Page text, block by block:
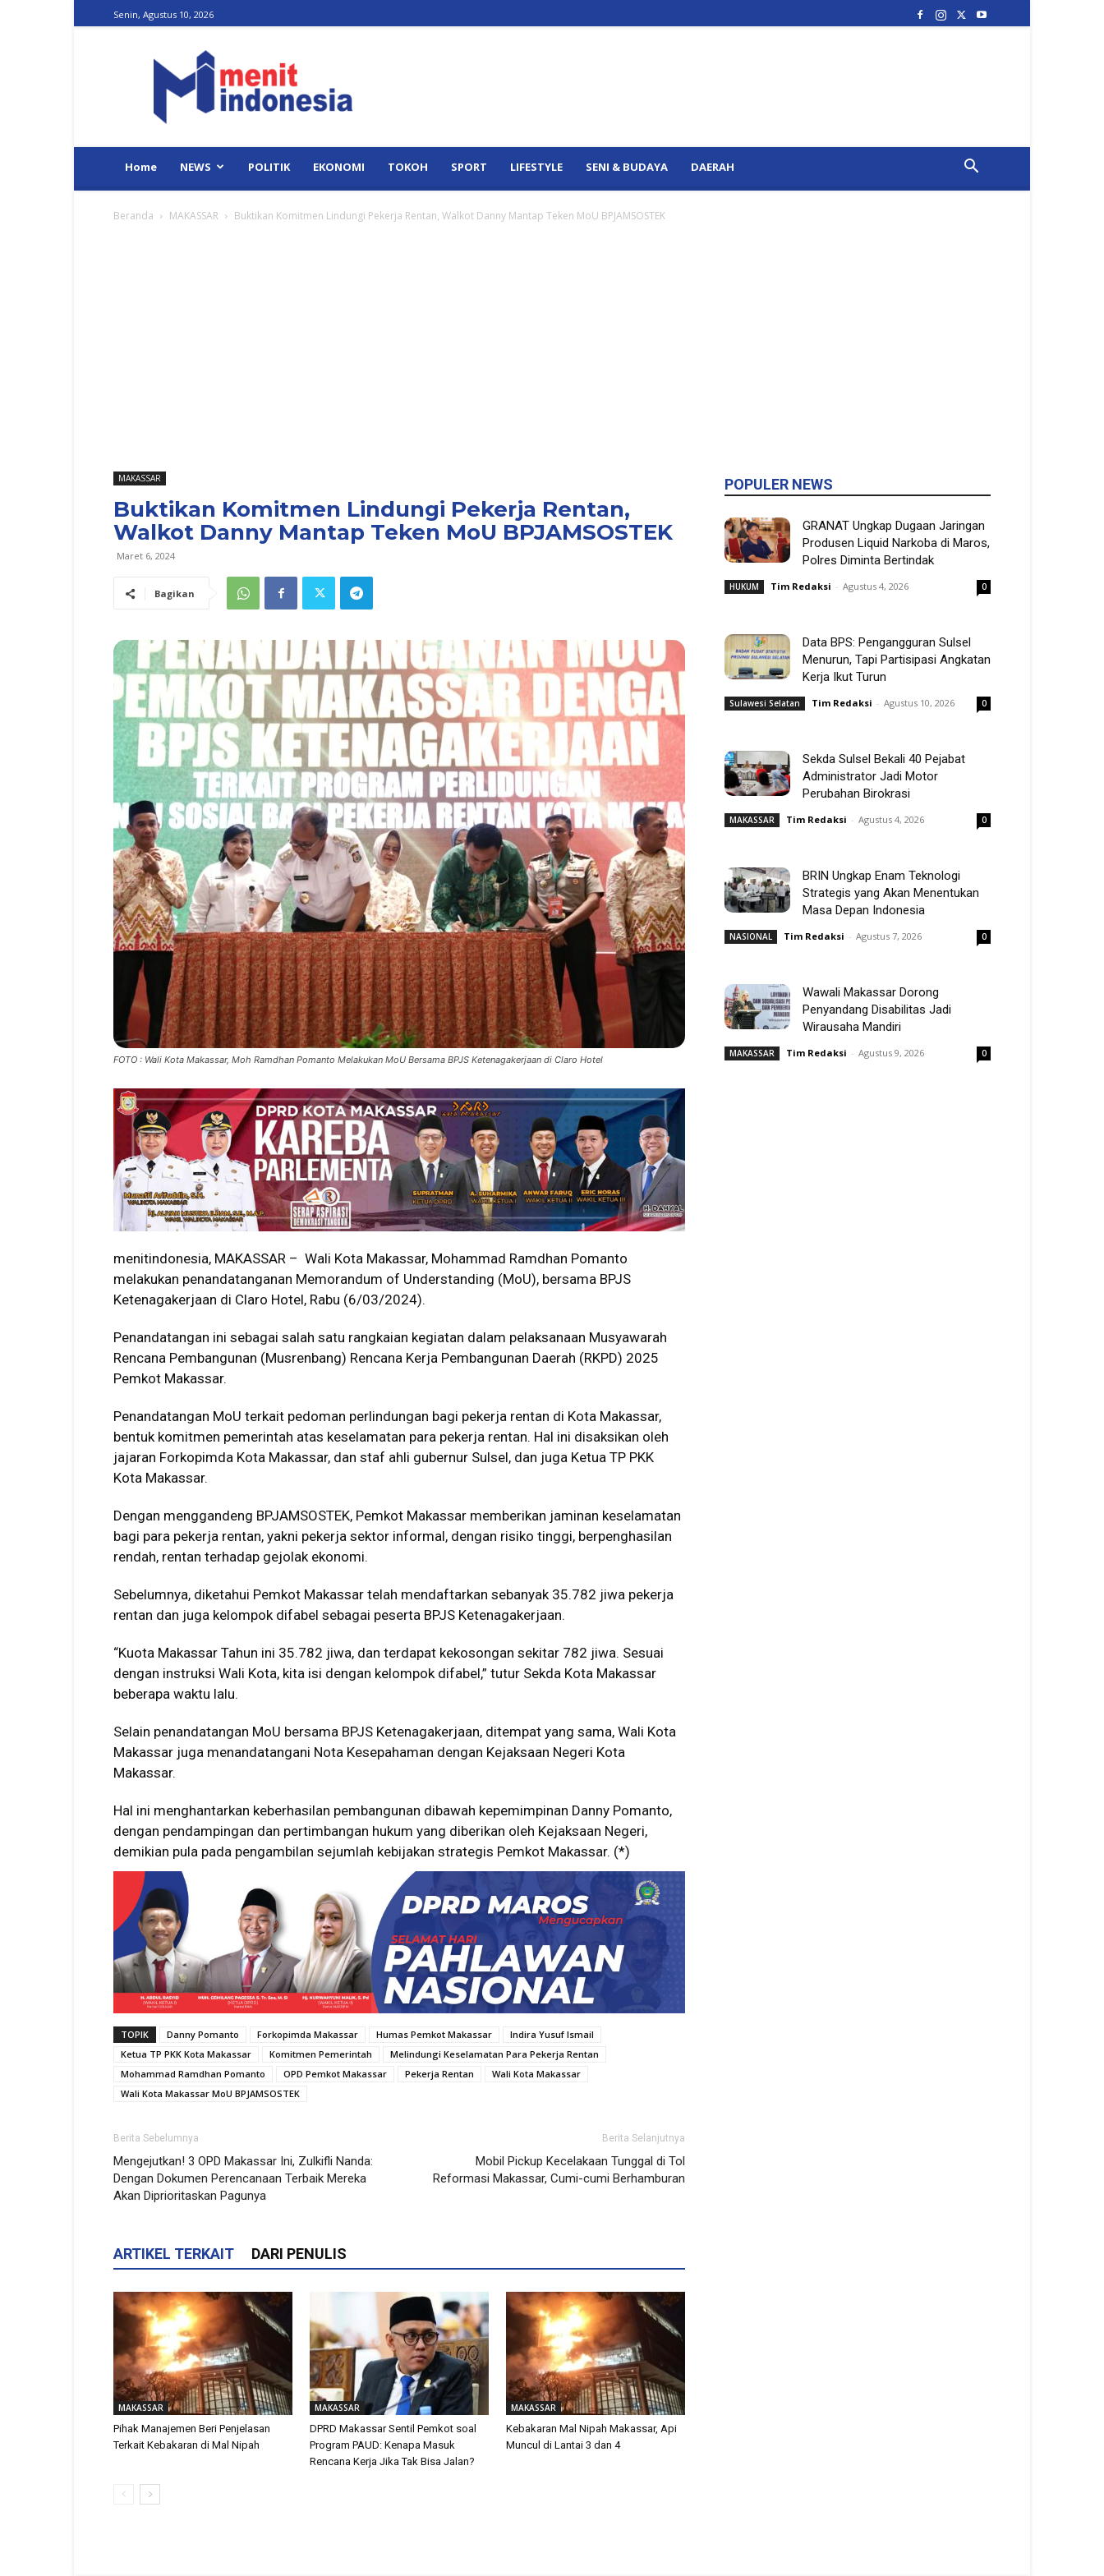
Senin, Agustus 10, 2026
Indonesia
Home NEWS POLITIK EKONOMI TOKOH SPORT LIFESTYLE SENI & BUDAYA DAERAH
Beranda MAKASSAR Buktikan Komitmen Lindungi Pekerja Rentan, Walkot Danny Mantap Teken MoU BPJAMSOSTEK
MAKASSAR
Buktikan Komitmen Lindungi Pekerja Rentan,
Walkot Danny Mantap Teken MoU BPJAMSOSTEK
Maret 6, 2024
Bagikan
FOTO : Wali Kota Makassar, Moh Ramdhan Pomanto Melakukan MoU Bersama BPJS Ketenagakerjaan di Claro Hotel
menitindonesia, MAKASSAR – Wali Kota Makassar, Mohammad Ramdhan Pomanto
melakukan penandatanganan Memorandum of Understanding (MoU), bersama BPJS
Ketenagakerjaan di Claro Hotel, Rabu (6/03/2024).
Penandatangan ini sebagai salah satu rangkaian kegiatan dalam pelaksanaan Musyawarah
Rencana Pembangunan (Musrenbang) Rencana Kerja Pembangunan Daerah (RKPD) 2025
Pemkot Makassar.
Penandatangan MoU terkait pedoman perlindungan bagi pekerja rentan di Kota Makassar,
bentuk komitmen pemerintah atas keselamatan para pekerja rentan. Hal ini disaksikan oleh
jajaran Forkopimda Kota Makassar, dan staf ahli gubernur Sulsel, dan juga Ketua TP PKK
Kota Makassar.
Dengan menggandeng BPJAMSOSTEK, Pemkot Makassar memberikan jaminan keselamatan
bagi para pekerja rentan, yakni pekerja sektor informal, dengan risiko tinggi, berpenghasilan
rendah, rentan terhadap gejolak ekonomi.
Sebelumnya, diketahui Pemkot Makassar telah mendaftarkan sebanyak 35.782 jiwa pekerja
rentan dan juga kelompok difabel sebagai peserta BPJS Ketenagakerjaan.
“Kuota Makassar Tahun ini 35.782 jiwa, dan terdapat kekosongan sekitar 782 jiwa. Sesuai
dengan instruksi Wali Kota, kita isi dengan kelompok difabel,” tutur Sekda Kota Makassar
beberapa waktu lalu.
Selain penandatangan MoU bersama BPJS Ketenagakerjaan, ditempat yang sama, Wali Kota
Makassar juga menandatangani Nota Kesepahaman dengan Kejaksaan Negeri Kota
Makassar.
Hal ini menghantarkan keberhasilan pembangunan dibawah kepemimpinan Danny Pomanto,
dengan pendampingan dan pertimbangan hukum yang diberikan oleh Kejaksaan Negeri,
demikian pula pada pengambilan sejumlah kebijakan strategis Pemkot Makassar. (*)
TOPIK Danny Pomanto Forkopimda Makassar Humas Pemkot Makassar
Indira Yusuf Ismail
Ketua TP PKK Kota Makassar
Komitmen Pemerintah
Melindungi Keselamatan Para Pekerja Rentan
Mohammad Ramdhan Pomanto
OPD Pemkot Makassar Pekerja Rentan
Wali Kota Makassar
Wali Kota Makassar MoU BPJAMSOSTEK
Berita Sebelumnya
Mengejutkan! 3 OPD Makassar Ini, Zulkifli Nanda:
Dengan Dokumen Perencanaan Terbaik Mereka
Akan Diprioritaskan Pagunya
Berita Selanjutnya
Mobil Pickup Kecelakaan Tunggal di Tol
Reformasi Makassar, Cumi-cumi Berhamburan
ARTIKEL TERKAIT DARI PENULIS
MAKASSAR
Pihak Manajemen Beri Penjelasan
Terkait Kebakaran di Mal Nipah
MAKASSAR
DPRD Makassar Sentil Pemkot soal
Program PAUD: Kenapa Masuk
Rencana Kerja Jika Tak Bisa Jalan?
MAKASSAR
Kebakaran Mal Nipah Makassar, Api
Muncul di Lantai 3 dan 4
POPULER NEWS
GRANAT Ungkap Dugaan Jaringan
Produsen Liquid Narkoba di Maros,
Polres Diminta Bertindak
HUKUM Tim Redaksi - Agustus 4, 2026 0
Data BPS: Pengangguran Sulsel
Menurun, Tapi Partisipasi Angkatan
Kerja Ikut Turun
Sulawesi Selatan Tim Redaksi - Agustus 10, 2026 0
Sekda Sulsel Bekali 40 Pejabat
Administrator Jadi Motor
Perubahan Birokrasi
MAKASSAR Tim Redaksi - Agustus 4, 2026 0
BRIN Ungkap Enam Teknologi
Strategis yang Akan Menentukan
Masa Depan Indonesia
NASIONAL Tim Redaksi - Agustus 7, 2026 0
Wawali Makassar Dorong
Penyandang Disabilitas Jadi
Wirausaha Mandiri
MAKASSAR Tim Redaksi - Agustus 9, 2026 0